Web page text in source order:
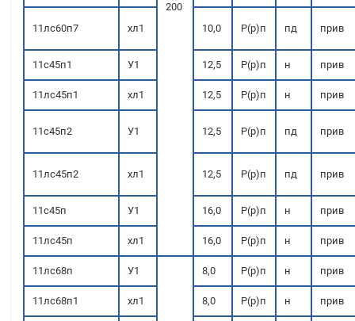
200
11лс60п7 хл1 10,0 Р(р)п пд прив
11с45п1 У1 12,5 Р(р)п н прив
11лс45п1 хл1 12,5 Р(р)п н прив
11с45п2 У1 12,5 Р(р)п пд прив
11лс45п2 хл1 12,5 Р(р)п пд прив
11с45п У1 16,0 Р(р)п н прив
11лс45п хл1 16,0 Р(р)п н прив
11лс68п У1 8,0 Р(р)п н прив
11лс68п1 хл1 8,0 Р(р)п н прив